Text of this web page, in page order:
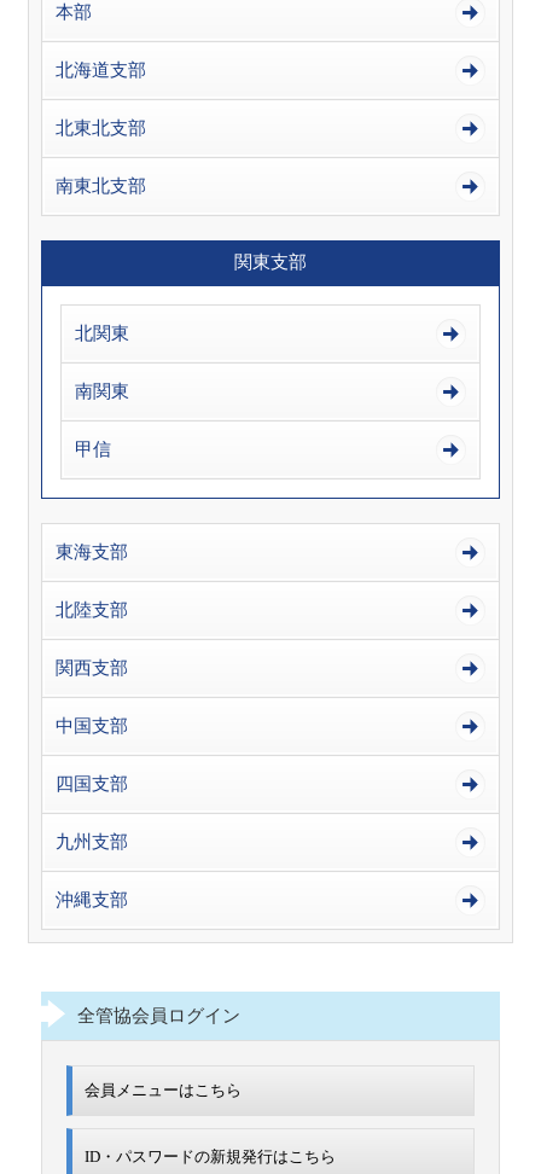
本部
北海道支部
北東北支部
南東北支部
関東支部
北関東
南関東
甲信
東海支部
北陸支部
関西支部
中国支部
四国支部
九州支部
沖縄支部
全管協会員ログイン
会員メニューはこちら
ID・パスワードの新規発行はこちら